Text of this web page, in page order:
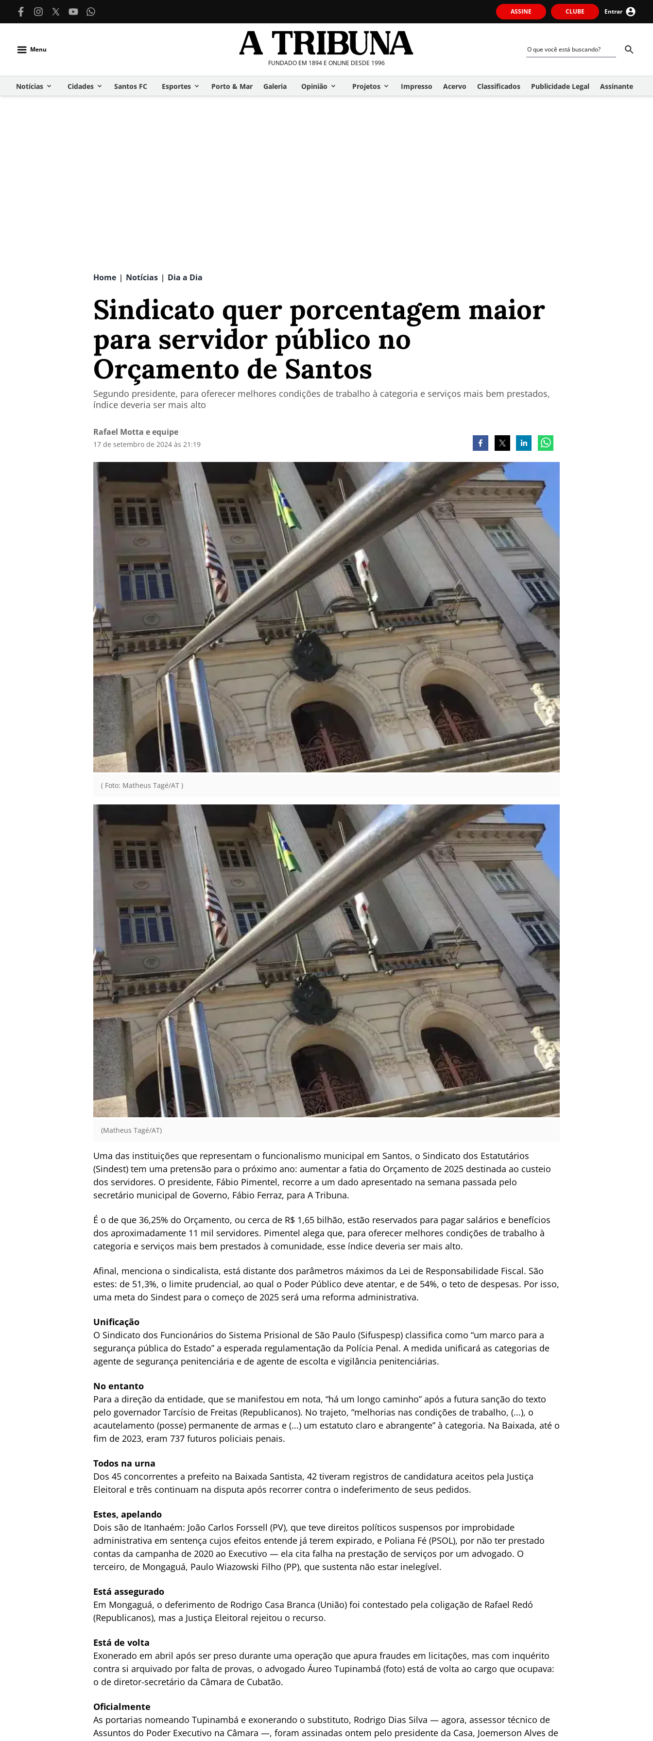
ASSINE CLUBE Entrar
Menu
FUNDADO EM 1894 E ONLINE DESDE 1996
Notícias Cidades Santos FC Esportes Porto & Mar Galeria Opinião Projetos Impresso Acervo Classificados Publicidade Legal Assinante
Home | Notícias | Dia a Dia
Sindicato quer porcentagem maior
para servidor público no
Orçamento de Santos
Segundo presidente, para oferecer melhores condições de trabalho à categoria e serviços mais bem prestados,
índice deveria ser mais alto
Rafael Motta e equipe
17 de setembro de 2024 às 21:19
( Foto: Matheus Tagé/AT )
(Matheus Tagé/AT)
Uma das instituições que representam o funcionalismo municipal em Santos, o Sindicato dos Estatutários
(Sindest) tem uma pretensão para o próximo ano: aumentar a fatia do Orçamento de 2025 destinada ao custeio
dos servidores. O presidente, Fábio Pimentel, recorre a um dado apresentado na semana passada pelo
secretário municipal de Governo, Fábio Ferraz, para A Tribuna.
É o de que 36,25% do Orçamento, ou cerca de R$ 1,65 bilhão, estão reservados para pagar salários e benefícios
dos aproximadamente 11 mil servidores. Pimentel alega que, para oferecer melhores condições de trabalho à
categoria e serviços mais bem prestados à comunidade, esse índice deveria ser mais alto.
Afinal, menciona o sindicalista, está distante dos parâmetros máximos da Lei de Responsabilidade Fiscal. São
estes: de 51,3%, o limite prudencial, ao qual o Poder Público deve atentar, e de 54%, o teto de despesas. Por isso,
uma meta do Sindest para o começo de 2025 será uma reforma administrativa.
Unificação
O Sindicato dos Funcionários do Sistema Prisional de São Paulo (Sifuspesp) classifica como “um marco para a
segurança pública do Estado” a esperada regulamentação da Polícia Penal. A medida unificará as categorias de
agente de segurança penitenciária e de agente de escolta e vigilância penitenciárias.
No entanto
Para a direção da entidade, que se manifestou em nota, “há um longo caminho” após a futura sanção do texto
pelo governador Tarcísio de Freitas (Republicanos). No trajeto, “melhorias nas condições de trabalho, (...), o
acautelamento (posse) permanente de armas e (...) um estatuto claro e abrangente” à categoria. Na Baixada, até o
fim de 2023, eram 737 futuros policiais penais.
Todos na urna
Dos 45 concorrentes a prefeito na Baixada Santista, 42 tiveram registros de candidatura aceitos pela Justiça
Eleitoral e três continuam na disputa após recorrer contra o indeferimento de seus pedidos.
Estes, apelando
Dois são de Itanhaém: João Carlos Forssell (PV), que teve direitos políticos suspensos por improbidade
administrativa em sentença cujos efeitos entende já terem expirado, e Poliana Fé (PSOL), por não ter prestado
contas da campanha de 2020 ao Executivo — ela cita falha na prestação de serviços por um advogado. O
terceiro, de Mongaguá, Paulo Wiazowski Filho (PP), que sustenta não estar inelegível.
Está assegurado
Em Mongaguá, o deferimento de Rodrigo Casa Branca (União) foi contestado pela coligação de Rafael Redó
(Republicanos), mas a Justiça Eleitoral rejeitou o recurso.
Está de volta
Exonerado em abril após ser preso durante uma operação que apura fraudes em licitações, mas com inquérito
contra si arquivado por falta de provas, o advogado Áureo Tupinambá (foto) está de volta ao cargo que ocupava:
o de diretor-secretário da Câmara de Cubatão.
Oficialmente
As portarias nomeando Tupinambá e exonerando o substituto, Rodrigo Dias Silva — agora, assessor técnico de
Assuntos do Poder Executivo na Câmara —, foram assinadas ontem pelo presidente da Casa, Joemerson Alves de